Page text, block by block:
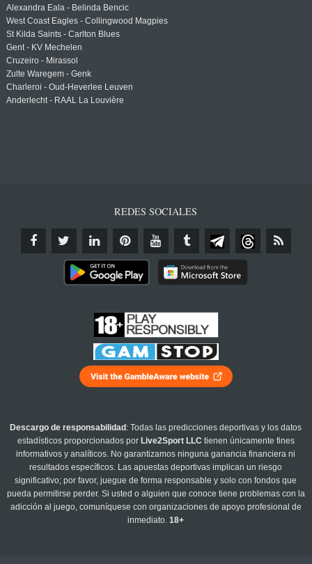
Alexandra Eala - Belinda Bencic
West Coast Eagles - Collingwood Magpies
St Kilda Saints - Carlton Blues
Gent - KV Mechelen
Cruzeiro - Mirassol
Zulte Waregem - Genk
Charleroi - Oud-Heverlee Leuven
Anderlecht - RAAL La Louvière
REDES SOCIALES
Descargo de responsabilidad : Todas las predicciones deportivas y los datos
estadísticos proporcionados por Live2Sport LLC tienen únicamente fines
informativos y analíticos. No garantizamos ninguna ganancia financiera ni
resultados específicos. Las apuestas deportivas implican un riesgo
significativo; por favor, juegue de forma responsable y solo con fondos que
pueda permitirse perder. Si usted o alguien que conoce tiene problemas con la
adicción al juego, comuníquese con organizaciones de apoyo profesional de
inmediato.18+